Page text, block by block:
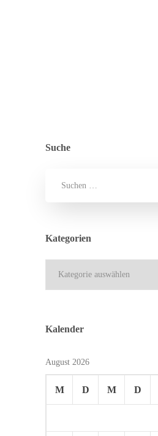
Suche
Kategorien
Kalender
August 2026
M D M D